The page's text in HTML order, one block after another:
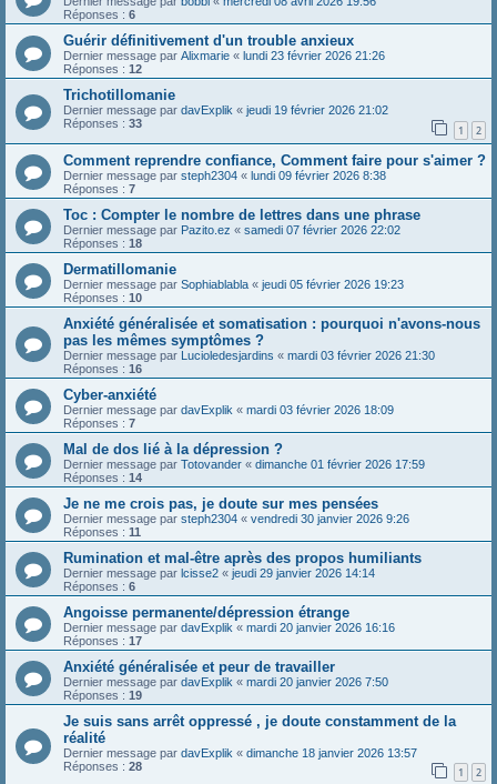
Réponses : 6
Guérir définitivement d'un trouble anxieux
Dernier message par Alixmarie « lundi 23 février 2026 21:26
Réponses : 12
Trichotillomanie
Dernier message par davExplik « jeudi 19 février 2026 21:02
Réponses : 33 1 2
Comment reprendre confiance, Comment faire pour s'aimer ?
Dernier message par steph2304 « lundi 09 février 2026 8:38
Réponses : 7
Toc : Compter le nombre de lettres dans une phrase
Dernier message par Pazito.ez « samedi 07 février 2026 22:02
Réponses : 18
Dermatillomanie
Dernier message par Sophiablabla « jeudi 05 février 2026 19:23
Réponses : 10
Anxiété généralisée et somatisation : pourquoi n'avons-nous
pas les mêmes symptômes ?
Dernier message par Lucioledesjardins « mardi 03 février 2026 21:30
Réponses : 16
Cyber-anxiété
Dernier message par davExplik « mardi 03 février 2026 18:09
Réponses : 7
Mal de dos lié à la dépression ?
Dernier message par Totovander « dimanche 01 février 2026 17:59
Réponses : 14
Je ne me crois pas, je doute sur mes pensées
Dernier message par steph2304 « vendredi 30 janvier 2026 9:26
Réponses : 11
Rumination et mal-être après des propos humiliants
Dernier message par lcisse2 « jeudi 29 janvier 2026 14:14
Réponses : 6
Angoisse permanente/dépression étrange
Dernier message par davExplik « mardi 20 janvier 2026 16:16
Réponses : 17
Anxiété généralisée et peur de travailler
Dernier message par davExplik « mardi 20 janvier 2026 7:50
Réponses : 19
Je suis sans arrêt oppressé , je doute constamment de la
réalité
Dernier message par davExplik « dimanche 18 janvier 2026 13:57
Réponses : 28 1 2